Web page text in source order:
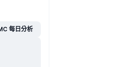
每日分析